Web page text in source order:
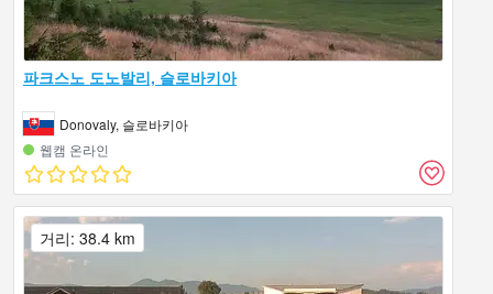
파크스노 도노발리, 슬로바키아
Donovaly, 슬로바키아
웹캠 온라인
거리: 38.4 km